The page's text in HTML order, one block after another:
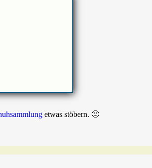
etwas stöbern. 🙂